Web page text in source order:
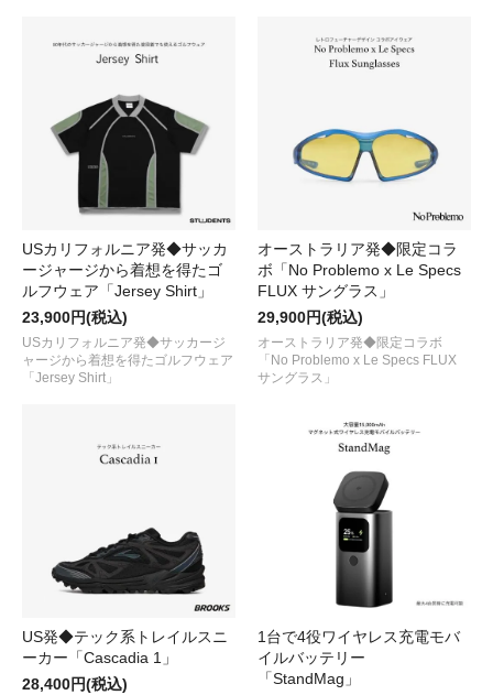
USカリフォルニア発◆サッカ
ージャージから着想を得たゴ
ルフウェア「Jersey Shirt」
23,900円(税込)
USカリフォルニア発◆サッカージ
ャージから着想を得たゴルフウェア
「Jersey Shirt」
オーストラリア発◆限定コラ
ボ「No Problemo x Le Specs
FLUX サングラス」
29,900円(税込)
オーストラリア発◆限定コラボ
「No Problemo x Le Specs FLUX
サングラス」
US発◆テック系トレイルスニ
ーカー「Cascadia 1」
28,400円(税込)
1台で4役ワイヤレス充電モバ
イルバッテリー
「StandMag」